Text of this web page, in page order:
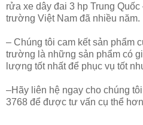
rửa xe dây đai 3 hp Trung
trường Việt Nam đã nhiều năm.
– Chúng tôi cam kết sản phẩm
trường là những sản phẩm có
lượng tốt nhất để phục vụ tốt
–Hãy liên hệ ngay cho chúng
3768 để được tư vấn cụ thể